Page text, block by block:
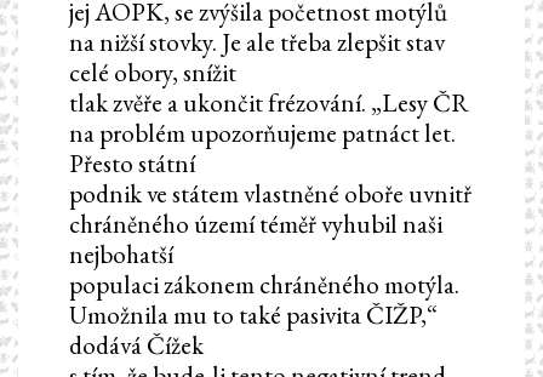
jej AOPK, se zvýšila početnost motýlů
na nižší stovky. Je ale třeba zlepšit stav
celé obory, snížit
tlak zvěře a ukončit frézování. „Lesy ČR
na problém upozorňujeme patnáct let.
Přesto státní
podnik ve státem vlastněné oboře uvnitř
chráněného území téměř vyhubil naši
nejbohatší
populaci zákonem chráněného motýla.
Umožnila mu to také pasivita ČIŽP,“
dodává Čížek